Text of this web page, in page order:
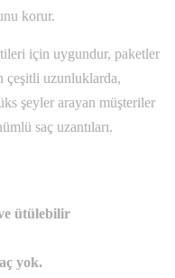
korur.
için uygundur, paketler
çeşitli uzunluklarda,
şeyler arayan müşteriler
saç uzantıları.
ütülebilir
yok.